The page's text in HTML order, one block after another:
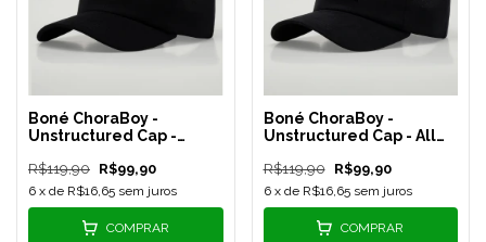
Boné ChoraBoy -
Unstructured Cap -
159
R$119,90 R$99,90
6 x de R$16,65 sem juros
COMPRAR
Boné ChoraBoy -
Unstructured Cap - All
R$119,90 R$99,90
6 x de R$16,65 sem juros
COMPRAR